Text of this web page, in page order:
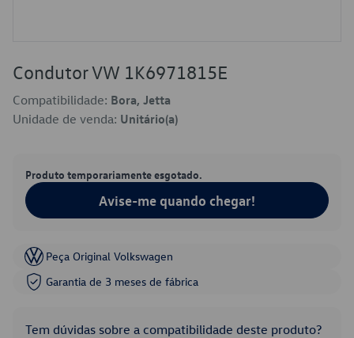
Condutor VW 1K6971815E
Compatibilidade: Bora, Jetta
Unidade de venda: Unitário(a)
Produto temporariamente esgotado.
Avise-me quando chegar!
Peça Original Volkswagen
Garantia de 3 meses de fábrica
Tem dúvidas sobre a compatibilidade deste produto?